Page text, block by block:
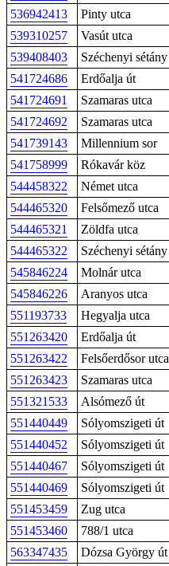
536942413
Pinty utca
539310257
Vasút utca
539408403
Széchenyi sétány
541724686
Erdőalja út
541724691
Szamaras utca
541724692
Szamaras utca
541739143
Millennium sor
541758999
Rókavár köz
544458322
Német utca
544465320
Felsőmező utca
544465321
Zöldfa utca
544465322
Széchenyi sétány
545846224
Molnár utca
545846226
Aranyos utca
551193733
Hegyalja utca
551263420
Erdőalja út
551263422
Felsőerdősor utca
551263423
Szamaras utca
551321533
Alsómező út
551440449
Sólyomszigeti út
551440452
Sólyomszigeti út
551440467
Sólyomszigeti út
551440469
Sólyomszigeti út
551453459
Zug utca
551453460
788/1 utca
563347435
Dózsa György út